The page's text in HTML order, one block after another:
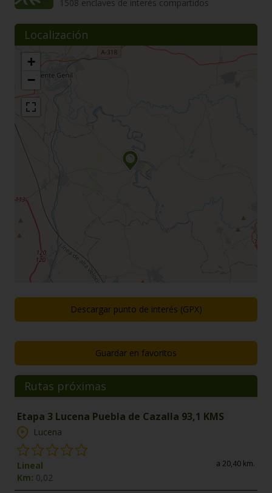
1508 enclaves de interés compartidos
Localización
+
−
Descargar punto de interés (GPX)
Guardar en favoritos
Rutas próximas
Etapa 3 Lucena Puebla de Cazalla 93,1 KMS
Lucena
Lineal
Km: 0,02
a 20,40 km.